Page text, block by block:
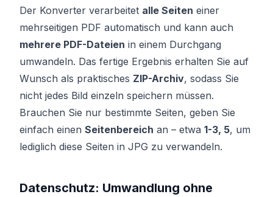
Der Konverter verarbeitet alle Seiten einer
mehrseitigen PDF automatisch und kann auch
mehrere PDF-Dateien in einem Durchgang
umwandeln. Das fertige Ergebnis erhalten Sie auf
Wunsch als praktisches ZIP-Archiv, sodass Sie
nicht jedes Bild einzeln speichern müssen.
Brauchen Sie nur bestimmte Seiten, geben Sie
einfach einen Seitenbereich an – etwa 1-3, 5, um
lediglich diese Seiten in JPG zu verwandeln.
Datenschutz: Umwandlung ohne